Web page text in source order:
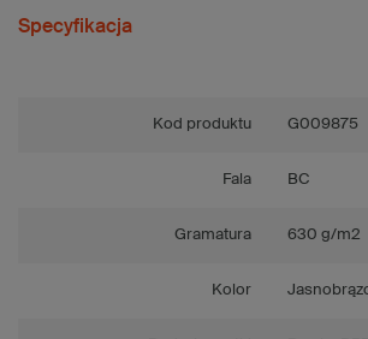
Specyfikacja
Kod produktu G009875
Fala BC
Gramatura 630 g/m2
Kolor